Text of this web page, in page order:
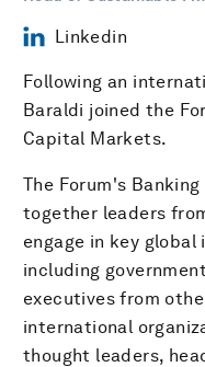
Linkedin
Following an
Baraldi joined the
Capital Markets.
The Forum's
together leaders
engage in key
including
executives from
international
thought leaders,